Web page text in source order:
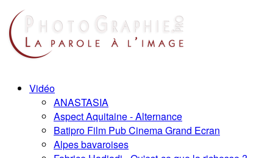
Vidéo
ANASTASIA
Aspect Aquitaine - Alternance
Batipro Film Pub Cinema Grand Ecran
Alpes bavaroises